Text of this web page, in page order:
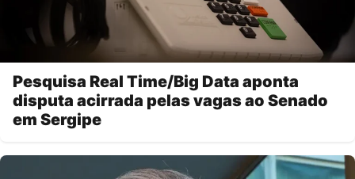
Pesquisa Real Time/Big Data aponta
disputa acirrada pelas vagas ao Senado
em Sergipe